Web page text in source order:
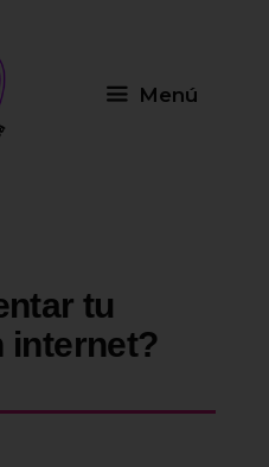
Menú
tu
internet?